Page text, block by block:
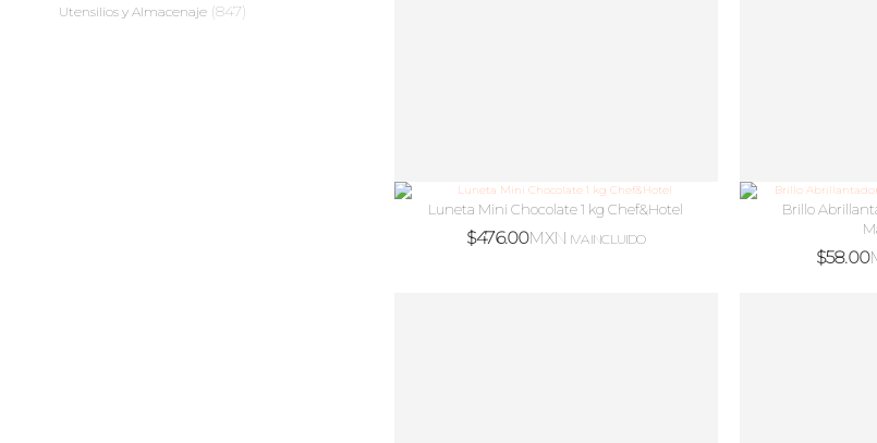
Utensilios y Almacenaje (847)
Luneta Mini Chocolate 1 kg Chef&Hotel
$476.00MXN IVA INCLUIDO
Brillo
$58.00